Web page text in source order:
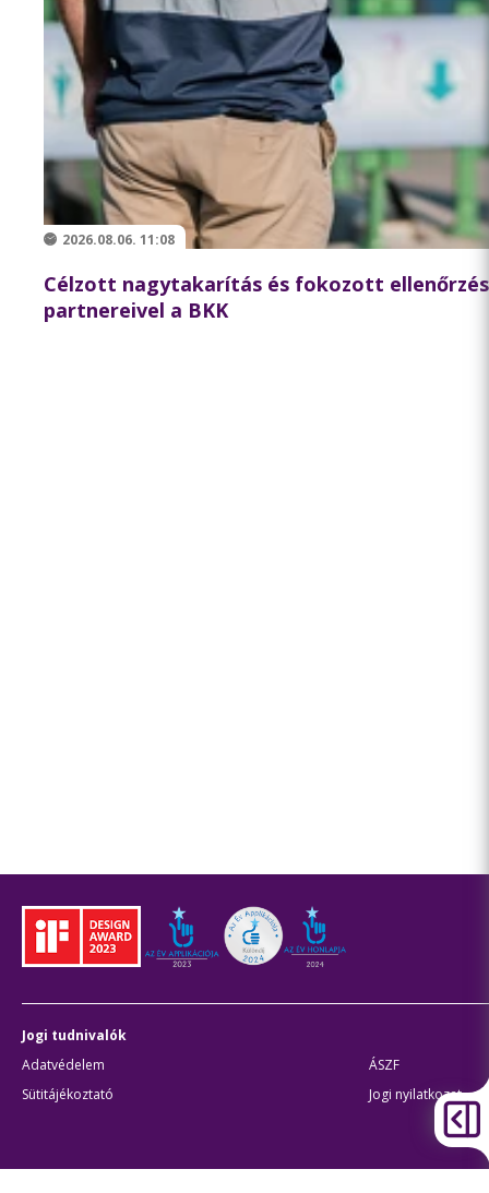
2026.08.06. 11:08
Célzott nagytakarítás és fokozott
partnereivel a BKK
Jogi tudnivalók
Adatvédelem
ÁSZF
Sütitájékoztató
Jogi nyilatkozat